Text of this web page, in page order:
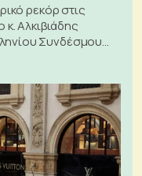
ρεκόρ στις
κ. Αλκιβιάδης
Συνδέσμου